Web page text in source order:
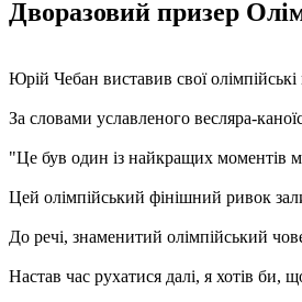
Дворазовий призер
Юрій Чебан виставив свої
За словами уславленого весляра-
"Це був один із найкращих моментів
Цей олімпійський фінішний ривок
До речі, знаменитий олімпійський
Настав час рухатися далі, я хотів би,